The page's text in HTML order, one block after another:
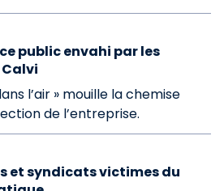
public envahi par les
Calvi
l’air » mouille la chemise
de l’entreprise.
et syndicats victimes du